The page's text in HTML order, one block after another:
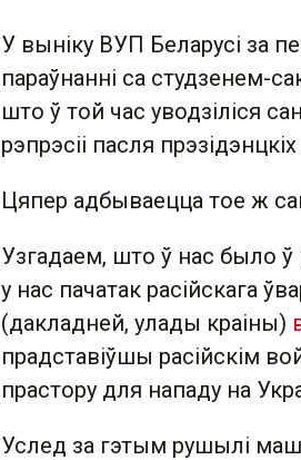
У выніку ВУП Беларусі за
параўнанні са студзенем-
што ў той час уводзіліся
рэпрэсіі пасля
Цяпер адбываецца тое ж
Узгадаем, што ў нас было ў
у нас пачатак расійскага
(дакладней, улады краіны)
прадставіўшы расійскім
прастору для нападу на
Услед за гэтым рушылі